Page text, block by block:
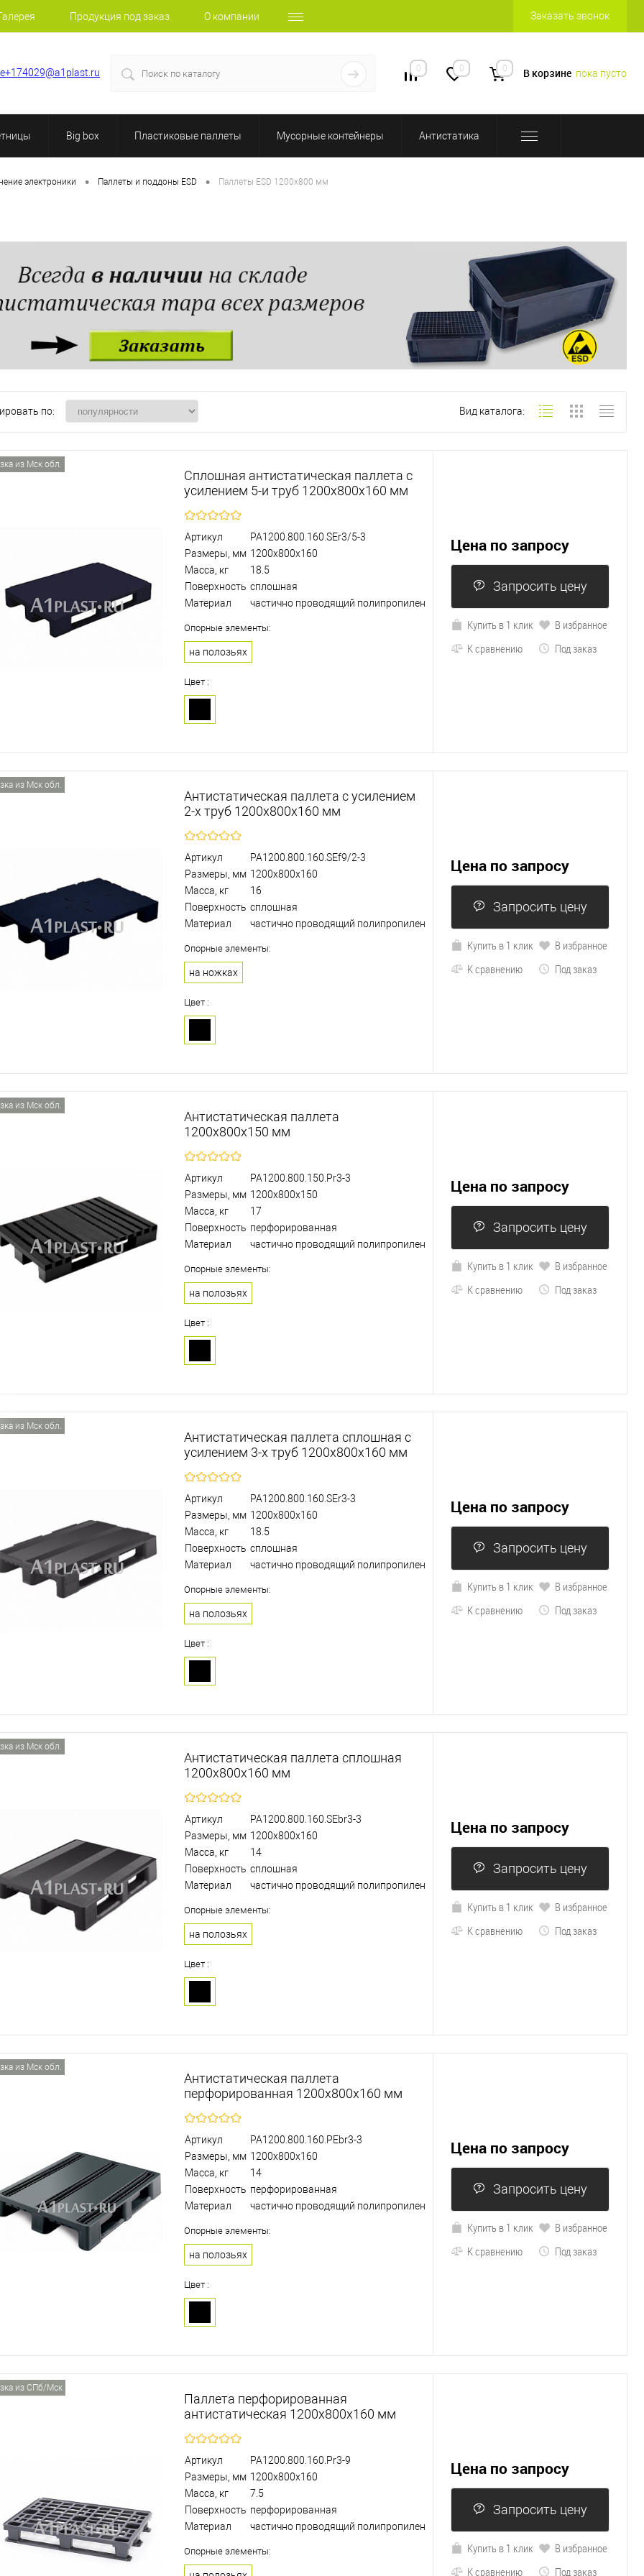
Продукция под заказ О компании Заказать звонок
0 0 0 В корзине пока пусто
Big box Пластиковые паллеты Мусорные контейнеры Антистатика
электроники • Паллеты и поддоны ESD • Паллеты ESD 1200х800 мм
по: Вид каталога:
из Мск обл.
Сплошная антистатическая паллета с
усилением 5-и труб 1200х800х160 мм
Артикул
PA1200.800.160.SEr3/5-3
Размеры, мм 1200х800х160
Масса, кг
18.5
Поверхность сплошная
Материал
частично проводящий полипропилен
Опорные элементы:
на полозьях
Цвет :
Цена по запросу
Запросить цену
Купить в 1 клик
В избранное
К сравнению
Под заказ
из Мск обл.
Антистатическая паллета с усилением
2-х труб 1200х800х160 мм
Артикул
PA1200.800.160.SEf9/2-3
Размеры, мм 1200х800х160
Масса, кг
16
Поверхность сплошная
Материал
частично проводящий полипропилен
Опорные элементы:
на ножках
Цвет :
Цена по запросу
Запросить цену
Купить в 1 клик
В избранное
К сравнению
Под заказ
из Мск обл.
Антистатическая паллета
1200х800х150 мм
Артикул
PA1200.800.150.Pr3-3
Размеры, мм 1200х800х150
Масса, кг
17
Поверхность перфорированная
Материал
частично проводящий полипропилен
Опорные элементы:
на полозьях
Цвет :
Цена по запросу
Запросить цену
Купить в 1 клик
В избранное
К сравнению
Под заказ
из Мск обл.
Антистатическая паллета сплошная с
усилением 3-х труб 1200х800х160 мм
Артикул
PA1200.800.160.SEr3-3
Размеры, мм 1200х800х160
Масса, кг
18.5
Поверхность сплошная
Материал
частично проводящий полипропилен
Опорные элементы:
на полозьях
Цвет :
Цена по запросу
Запросить цену
Купить в 1 клик
В избранное
К сравнению
Под заказ
из Мск обл.
Антистатическая паллета сплошная
1200х800х160 мм
Артикул
PA1200.800.160.SEbr3-3
Размеры, мм 1200х800х160
Масса, кг
14
Поверхность сплошная
Материал
частично проводящий полипропилен
Опорные элементы:
на полозьях
Цвет :
Цена по запросу
Запросить цену
Купить в 1 клик
В избранное
К сравнению
Под заказ
из Мск обл.
Антистатическая паллета
перфорированная 1200х800х160 мм
Артикул
PA1200.800.160.PEbr3-3
Размеры, мм 1200х800х160
Масса, кг
14
Поверхность перфорированная
Материал
частично проводящий полипропилен
Опорные элементы:
на полозьях
Цвет :
Цена по запросу
Запросить цену
Купить в 1 клик
В избранное
К сравнению
Под заказ
из СПб/Мск
Паллета перфорированная
антистатическая 1200х800х160 мм
Артикул
PA1200.800.160.Pr3-9
Размеры, мм 1200х800х160
Масса, кг
7.5
Поверхность перфорированная
Материал
частично проводящий полипропилен
Опорные элементы:
Цена по запросу
Запросить цену
Купить в 1 клик
В избранное
К сравнению
Под заказ